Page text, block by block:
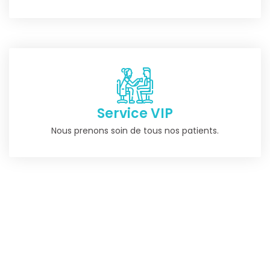
Service VIP
Nous prenons soin de tous nos patients.